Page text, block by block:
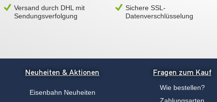
Versand durch DHL mit
Sendungsverfolgung
Sichere SSL-
Datenverschlüsselung
Neuheiten & Aktionen
Eisenbahn Neuheiten
Fragen zum Kauf
Wie bestellen?